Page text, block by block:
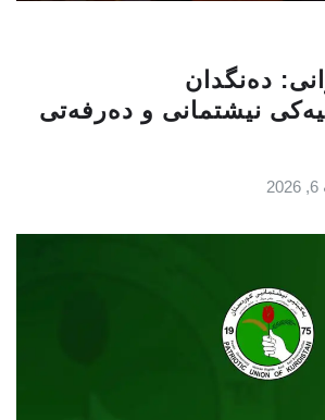
دەنگدان
نیشتمانى و دەرفەتی